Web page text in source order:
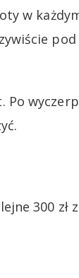
w
300 zł